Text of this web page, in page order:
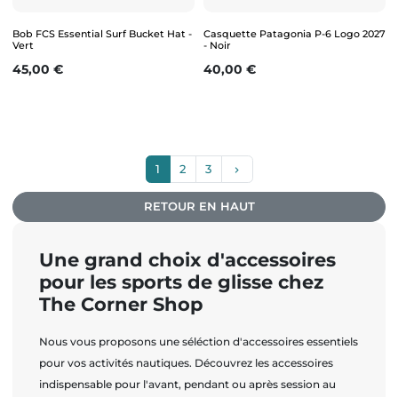
Bob FCS Essential Surf Bucket Hat -
Vert
Prix
45,00 €
Casquette Patagonia P-6 Logo 2027
- Noir
Prix
40,00 €
1 2 3 keyboard_arrow_right
RETOUR EN HAUT
Une grand choix d'accessoires
pour les sports de glisse chez
The Corner Shop
Nous vous proposons une séléction d'accessoires essentiels
pour vos activités nautiques. Découvrez les accessoires
indispensable pour l'avant, pendant ou après session au